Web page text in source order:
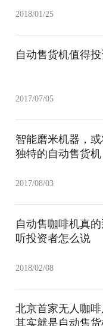
2018/01/25
自动售货机值得
2017/07/05
智能磨米机器，
独特的自动售货机
2017/08/03
自动售咖啡机真
听投资者怎么说
2018/02/08
北京首家无人咖啡
其实就是自动售